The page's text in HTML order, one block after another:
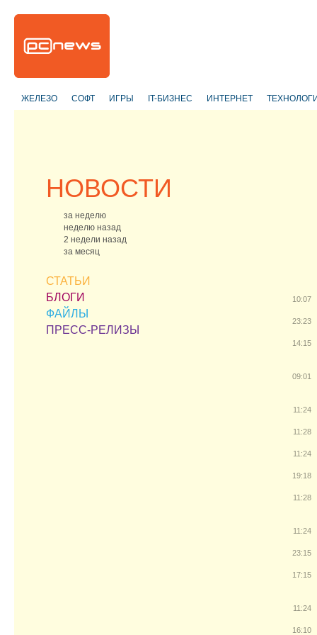
ЖЕЛЕЗО СОФТ ИГРЫ IT-БИЗНЕС ИНТЕРНЕТ
НОВОСТИ
за неделю
неделю назад
2 недели назад
за месяц
СТАТЬИ
БЛОГИ
ФАЙЛЫ
ПРЕСС-РЕЛИЗЫ
10:07
23:23
14:15
09:01
11:24
11:28
11:24
19:18
11:28
11:24
23:15
17:15
11:24
16:10